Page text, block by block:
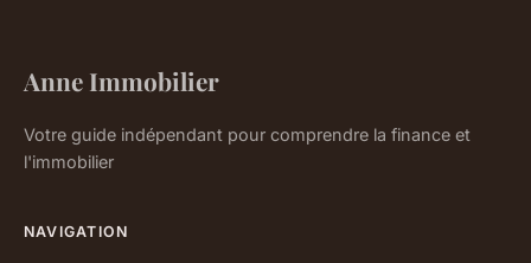
Anne Immobilier
Votre guide indépendant pour comprendre la finance et
l'immobilier
NAVIGATION